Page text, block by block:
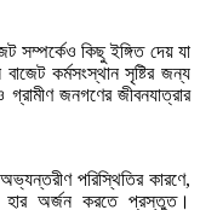
সম্পর্কেও কিছু ইঙ্গিত দেয় যা
কর্মসংস্থান সৃষ্টির জন্য
জনগণের জীবনযাত্রার
পরিস্থিতির কারণে,
হার অর্জন করতে প্রস্তুত।